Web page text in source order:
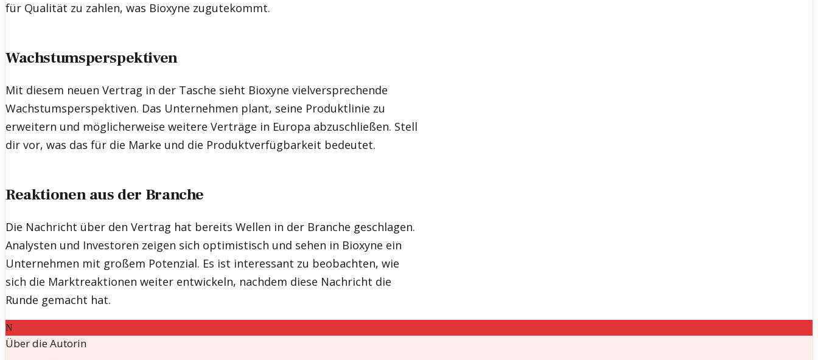
für Qualität zu zahlen, was Bioxyne zugutekommt.
Wachstumsperspektiven
Mit diesem neuen Vertrag in der Tasche sieht Bioxyne vielversprechende
Wachstumsperspektiven. Das Unternehmen plant, seine Produktlinie zu
erweitern und möglicherweise weitere Verträge in Europa abzuschließen. Stell
dir vor, was das für die Marke und die Produktverfügbarkeit bedeutet.
Reaktionen aus der Branche
Die Nachricht über den Vertrag hat bereits Wellen in der Branche geschlagen.
Analysten und Investoren zeigen sich optimistisch und sehen in Bioxyne ein
Unternehmen mit großem Potenzial. Es ist interessant zu beobachten, wie
sich die Marktreaktionen weiter entwickeln, nachdem diese Nachricht die
Runde gemacht hat.
N
Über die Autorin